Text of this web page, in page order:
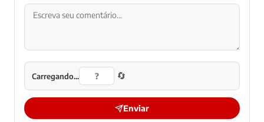
Carregando... 🔄
Enviar